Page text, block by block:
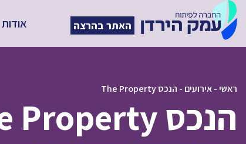
האתר בהרצה אודות
ראשי-אירועים - הנכס The Property
הנכס The Property